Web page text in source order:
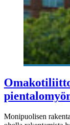
Monipuolisen